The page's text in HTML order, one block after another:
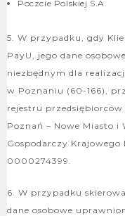
Poczcie Polskiej S.A.
5. W przypadku, gdy
PayU, jego dane
niezbędnym dla
w Poznaniu (60-166),
rejestru
Poznań – Nowe Miasto i
Gospodarczy Krajowego
0000274399.
6. W przypadku
dane osobowe